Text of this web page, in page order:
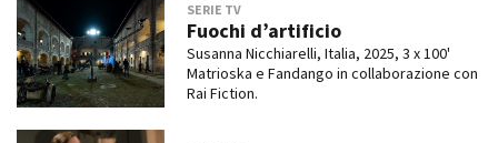
Contatti
Privacy
Cookie policy
Whistleblowing
SERIE TV
Fuochi d’artificio
Susanna Nicchiarelli, Italia, 2025, 3 x 100'
Matrioska e Fandango in collaborazione con
Rai Fiction.